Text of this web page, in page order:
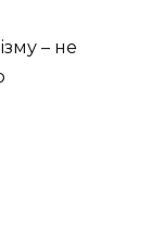
– не